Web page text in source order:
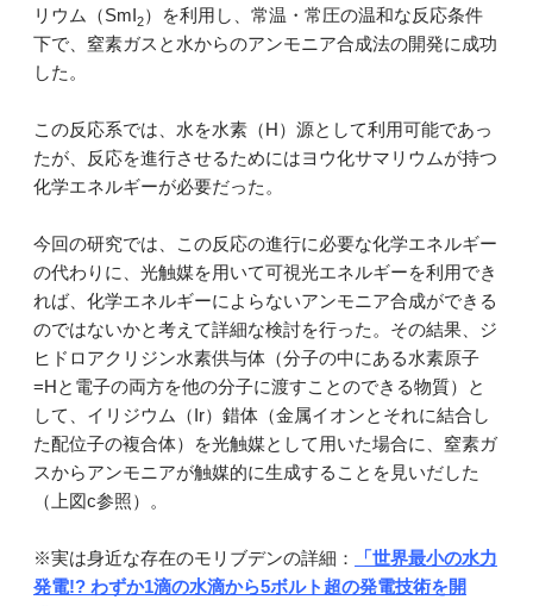
リウム（SmI2）を利用し、常温・常圧の温和な反応条件
下で、窒素ガスと水からのアンモニア合成法の開発に成功
した。
この反応系では、水を水素（H）源として利用可能であっ
たが、反応を進行させるためにはヨウ化サマリウムが持つ
化学エネルギーが必要だった。
今回の研究では、この反応の進行に必要な化学エネルギー
の代わりに、光触媒を用いて可視光エネルギーを利用でき
れば、化学エネルギーによらないアンモニア合成ができる
のではないかと考えて詳細な検討を行った。その結果、ジ
ヒドロアクリジン水素供与体（分子の中にある水素原子
=Hと電子の両方を他の分子に渡すことのできる物質）と
して、イリジウム（Ir）錯体（金属イオンとそれに結合し
た配位子の複合体）を光触媒として用いた場合に、窒素ガ
スからアンモニアが触媒的に生成することを見いだした
（上図c参照）。
※実は身近な存在のモリブデンの詳細：
「世界最小の水力
発電!? わずか1滴の水滴から5ボルト超の発電技術を開